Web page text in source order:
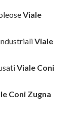
Viale
Viale
Viale Coni
Coni Zugna